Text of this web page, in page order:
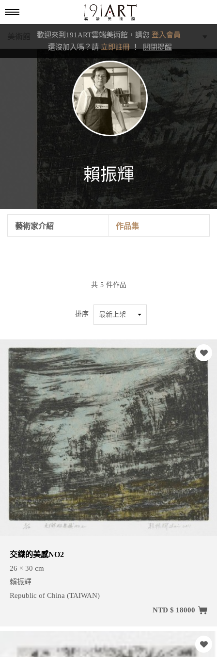
歡迎來到191ART雲端美術館，請您 登入會員
還沒加入嗎？請 立即註冊！ 關閉提醒
賴振輝
藝術家介紹 作品集
共 5 件作品
排序 最新上架
交織的美感NO2
26 × 30 cm
賴振輝
Republic of China (TAIWAN)
NTD $ 18000